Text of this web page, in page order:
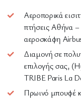
Αεροπορικά
πτήσεις Αθήνα
αεροσκάφη
Διαμονή σε
επιλογής σας,
TRIBE Paris La
Πρωινό μπουφέ